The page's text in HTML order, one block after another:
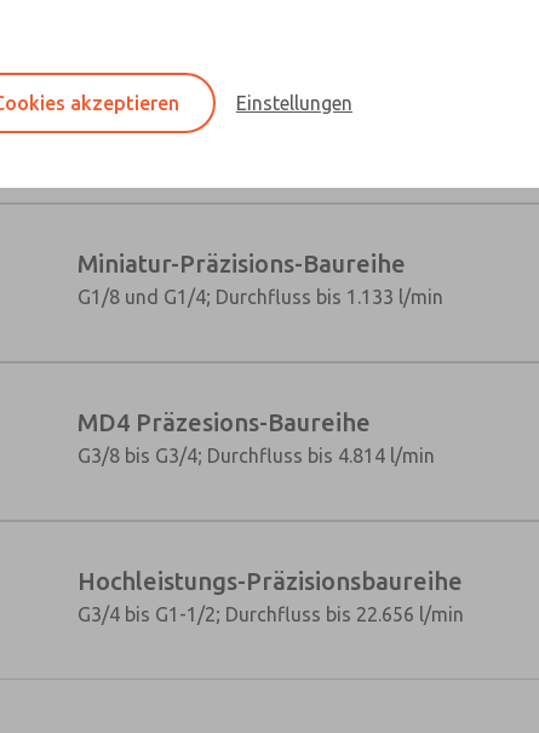
Große Präzisions-Baureihe
G1/4 bis G3/4; Durchfluss bis 4.490 l/min
Miniatur-Präzisions-Baureihe
G1/8 und G1/4; Durchfluss bis 1.133 l/min
MD4 Präzesions-Baureihe
G3/8 bis G3/4; Durchfluss bis 4.814 l/min
Hochleistungs-Präzisionsbaureihe
G3/4 bis G1-1/2; Durchfluss bis 22.656 l/min
×
akzeptieren Einstellungen